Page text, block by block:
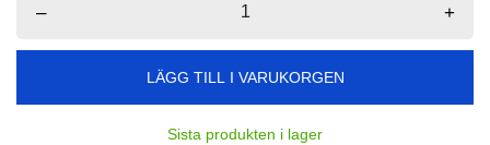
– +
LÄGG TILL I VARUKORGEN
Sista produkten i lager